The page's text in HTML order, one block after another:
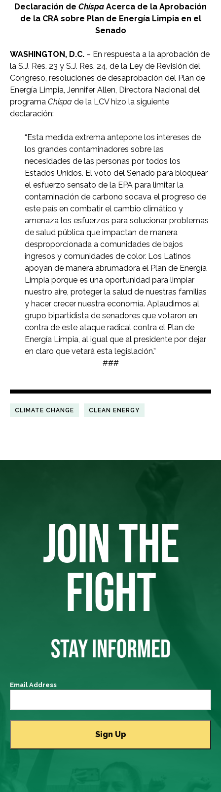
Declaración de Chíspa Acerca de la Aprobación
de la CRA sobre Plan de Energía Limpia en el
Senado
WASHINGTON, D.C. – En respuesta a la aprobación de
la S.J. Res. 23 y S.J. Res. 24, de la Ley de Revisión del
Congreso, resoluciones de desaprobación del Plan de
Energía Limpia, Jennifer Allen, Directora Nacional del
programa Chíspa de la LCV hizo la siguiente
declaración:
“Esta medida extrema antepone los intereses de
los grandes contaminadores sobre las
necesidades de las personas por todos los
Estados Unidos. El voto del Senado para bloquear
el esfuerzo sensato de la EPA para limitar la
contaminación de carbono socava el progreso de
este país en combatir el cambio climático y
amenaza los esfuerzos para solucionar problemas
de salud pública que impactan de manera
desproporcionada a comunidades de bajos
ingresos y comunidades de color. Los Latinos
apoyan de manera abrumadora el Plan de Energía
Limpia porque es una oportunidad para limpiar
nuestro aire, proteger la salud de nuestras familias
y hacer crecer nuestra economía. Aplaudimos al
grupo bipartidista de senadores que votaron en
contra de este ataque radical contra el Plan de
Energía Limpia, al igual que al presidente por dejar
en claro que vetará esta legislación.”
###
CLIMATE CHANGE CLEAN ENERGY
JOIN THE
FIGHT
STAY INFORMED
Email Address